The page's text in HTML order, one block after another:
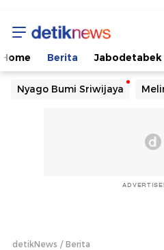
Home Berita Jabodetabek
Nyago Bumi Sriwijaya
detikNews Berita